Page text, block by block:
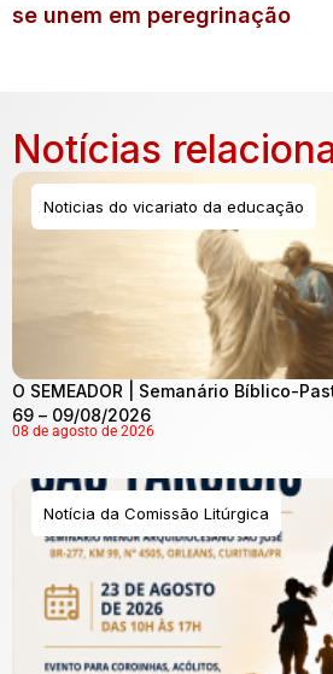
se unem em peregrinação
Notícias
Noticias do vicariato da educação
O SEMEADOR | Semanário Bíblico-
69 – 09/08/2026
08 de agosto de 2026
Notícia da Comissão Litúrgica